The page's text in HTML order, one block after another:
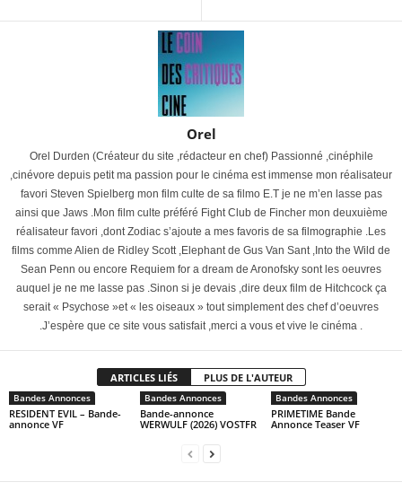
Orel
Orel Durden (Créateur du site ,rédacteur en chef) Passionné ,cinéphile
,cinévore depuis petit ma passion pour le cinéma est immense mon réalisateur
favori Steven Spielberg mon film culte de sa filmo E.T je ne m’en lasse pas
ainsi que Jaws .Mon film culte préféré Fight Club de Fincher mon deuxuième
réalisateur favori ,dont Zodiac s’ajoute a mes favoris de sa filmographie .Les
films comme Alien de Ridley Scott ,Elephant de Gus Van Sant ,Into the Wild de
Sean Penn ou encore Requiem for a dream de Aronofsky sont les oeuvres
auquel je ne me lasse pas .Sinon si je devais ,dire deux film de Hitchcock ça
serait « Psychose »et « les oiseaux » tout simplement des chef d’oeuvres
.J’espère que ce site vous satisfait ,merci a vous et vive le cinéma .
ARTICLES LIÉS PLUS DE L'AUTEUR
Bandes Annonces
RESIDENT EVIL – Bande-
annonce VF
Bandes Annonces
Bande-annonce
WERWULF (2026) VOSTFR
Bandes Annonces
PRIMETIME Bande
Annonce Teaser VF